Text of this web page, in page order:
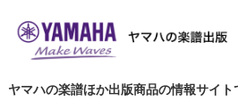
ヤマハの楽譜ほか出版商品の情報サイト